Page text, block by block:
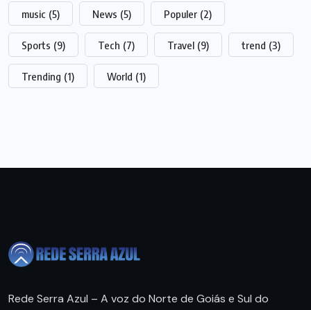
music (5) News (5) Populer (2)
Sports (9) Tech (7) Travel (9) trend (3)
Trending (1) World (1)
Rede Serra Azul – A voz do Norte de Goiás e Sul do